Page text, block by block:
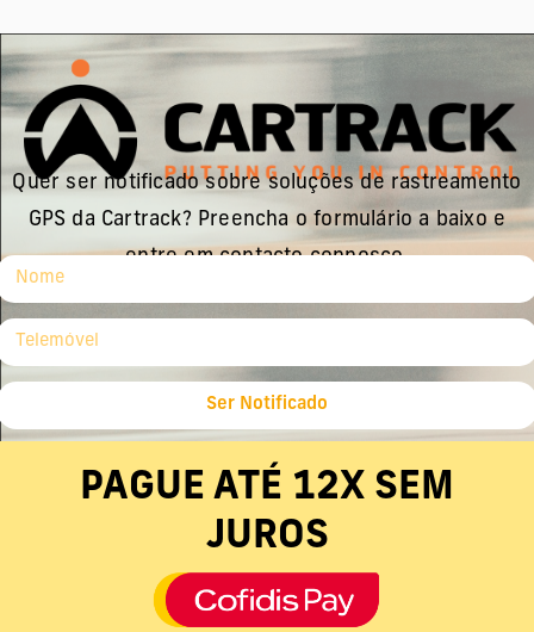
Quer ser notificado sobre soluções de rastreamento
GPS da Cartrack? Preencha o formulário a baixo e
entre em contacto connosco.
Ser Notificado
PAGUE ATÉ 12X SEM
JUROS